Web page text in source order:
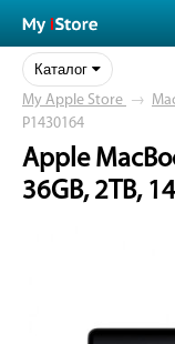
Каталог
My Apple Store →
P1430164
Apple
36GB, 2TB,